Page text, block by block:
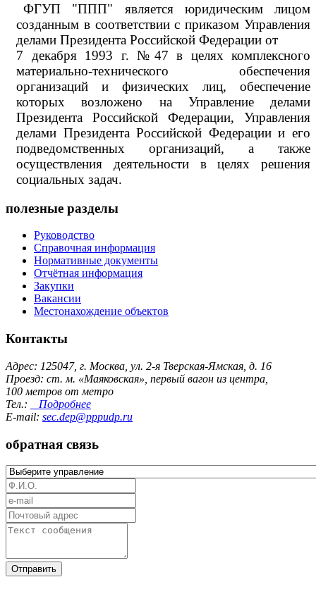
ФГУП "ППП" является юридическим лицом
созданным в соответствии с приказом Управления
делами Президента Российской Федерации от
7 декабря 1993 г. №47 в целях комплексного
материально-технического обеспечения
организаций и физических лиц, обеспечение
которых возложено на Управление делами
Президента Российской Федерации, Управления
делами Президента Российской Федерации и его
подведомственных организаций, а также
осуществления деятельности в целях решения
социальных задач.
полезные разделы
Руководство
Справочная информация
Нормативные документы
Отчётная информация
Закупки
Вакансии
Местонахождение объектов
Контакты
Адрес: 125047, г. Москва, ул. 2-я Тверская-Ямская, д. 16
Проезд: ст. м. «Маяковская», первый вагон из центра,
100 метров от метро
Тел.:
Подробнее
E-mail: sec.dep@pppudp.ru
обратная связь
Отправить